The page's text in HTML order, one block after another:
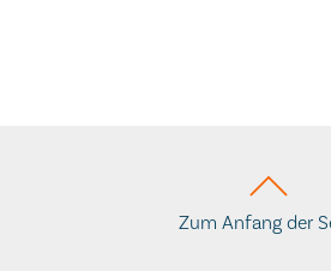
Zum Anfang der